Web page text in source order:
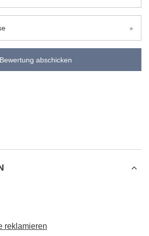
Bewertung abschicken
reklamieren